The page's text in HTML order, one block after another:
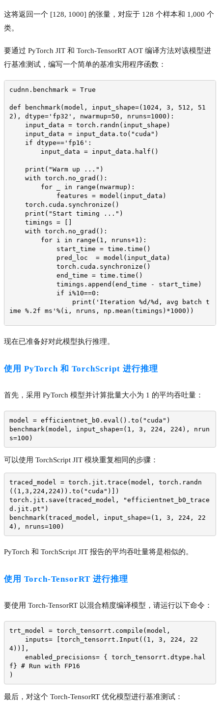
这将返回一个 [128, 1000] 的张量，对应于 128 个样本和 1,000 个
类。
要通过 PyTorch JIT 和 Torch-TensorRT AOT 编译方法对该模型进
行基准测试，编写一个简单的基准实用程序函数：
cudnn.benchmark = True
def benchmark(model, input_shape=(1024, 3, 512, 51
2), dtype='fp32', nwarmup=50, nruns=1000):
    input_data = torch.randn(input_shape)
    input_data = input_data.to("cuda")
    if dtype=='fp16':
        input_data = input_data.half()
    print("Warm up ...")
    with torch.no_grad():
        for _ in range(nwarmup):
            features = model(input_data)
    torch.cuda.synchronize()
    print("Start timing ...")
    timings = []
    with torch.no_grad():
        for i in range(1, nruns+1):
            start_time = time.time()
            pred_loc  = model(input_data)
            torch.cuda.synchronize()
            end_time = time.time()
            timings.append(end_time - start_time)
            if i%10==0:
ime %.2f ms'%(i, nruns, np.mean(timings)*1000))
    print("Input shape:", input_data.size())
    print('Average throughput: %.2f images/second'%
(input_shape[0]/np.mean(timings)))
现在已准备好对此模型执行推理。
使用 PyTorch 和 TorchScript 进行推理
首先，采用 PyTorch 模型并计算批量大小为 1 的平均吞吐量：
model = efficientnet_b0.eval().to("cuda")
benchmark(model, input_shape=(1, 3, 224, 224), nrun
s=100)
可以使用 TorchScript JIT 模块重复相同的步骤：
traced_model = torch.jit.trace(model, torch.randn
((1,3,224,224)).to("cuda")])
torch.jit.save(traced_model, "efficientnet_b0_trace
d.jit.pt")
benchmark(traced_model, input_shape=(1, 3, 224, 22
4), nruns=100)
PyTorch 和 TorchScript JIT 报告的平均吞吐量将是相似的。
使用 Torch-TensorRT 进行推理
要使用 Torch-TensorRT 以混合精度编译模型，请运行以下命令：
trt_model = torch_tensorrt.compile(model,
4))],
f} # Run with FP16
)
最后，对这个 Torch-TensorRT 优化模型进行基准测试：